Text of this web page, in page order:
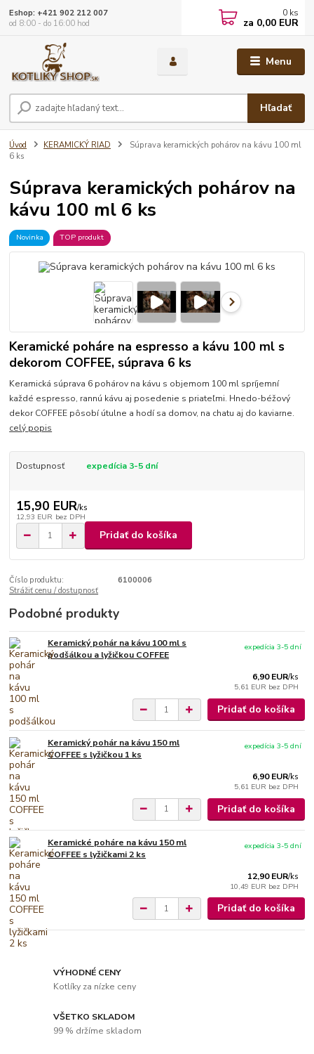
Menu
Hľadať
Eshop: +421 902 212 007
od 8:00 - do 16:00 hod
0 ks
za 0,00 EUR
Úvod KERAMICKÝ RIAD
Súprava keramických pohárov na kávu 100 ml
6 ks
Súprava keramických pohárov na
kávu 100 ml 6 ks
Novinka TOP produkt
Keramické poháre na espresso a kávu 100 ml s
dekorom COFFEE, súprava 6 ks
Keramická súprava 6 pohárov na kávu s objemom 100 ml spríjemní
každé espresso, rannú kávu aj posedenie s priateľmi. Hnedo-béžový
dekor COFFEE pôsobí útulne a hodí sa domov, na chatu aj do kaviarne.
celý popis
Dostupnosť expedícia 3-5 dní
15,90 EUR/ks
12,93 EUR bez DPH
Pridať do košíka
Číslo produktu:
6100006
Strážiť cenu / dostupnosť
Podobné produkty
Keramický pohár na kávu 100 ml s
podšálkou a lyžičkou COFFEE
6,90 EUR/ks
5,61 EUR bez DPH
expedícia 3-5 dní
Pridať do košíka
Keramický pohár na kávu 150 ml
COFFEE s lyžičkou 1 ks
6,90 EUR/ks
5,61 EUR bez DPH
expedícia 3-5 dní
Pridať do košíka
Keramické poháre na kávu 150 ml
COFFEE s lyžičkami 2 ks
12,90 EUR/ks
10,49 EUR bez DPH
expedícia 3-5 dní
Pridať do košíka
VÝHODNÉ CENY
Kotlíky za nízke ceny
VŠETKO SKLADOM
99 % držíme skladom